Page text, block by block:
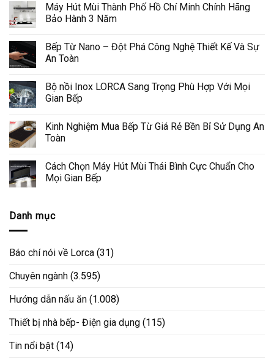
Máy Hút Mùi Thành Phố Hồ Chí Minh Chính Hãng
Bảo Hành 3 Năm
Bếp Từ Nano – Đột Phá Công Nghệ Thiết Kế Và Sự
An Toàn
Bộ nồi Inox LORCA Sang Trọng Phù Hợp Với Mọi
Gian Bếp
Kinh Nghiệm Mua Bếp Từ Giá Rẻ Bền Bỉ Sử Dụng An
Toàn
Cách Chọn Máy Hút Mùi Thái Bình Cực Chuẩn Cho
Mọi Gian Bếp
Danh mục
Báo chí nói về Lorca (31)
Chuyên ngành (3.595)
Hướng dẫn nấu ăn (1.008)
Thiết bị nhà bếp- Điện gia dụng (115)
Tin nổi bật (14)